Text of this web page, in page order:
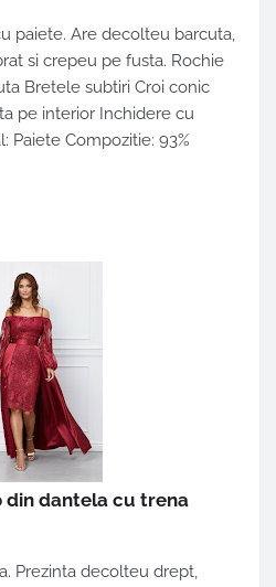
paiete. Are decolteu barcuta,
si crepeu pe fusta. Rochie
Bretele subtiri Croi conic
pe interior Inchidere cu
Paiete Compozitie: 93%
din dantela cu trena
Prezinta decolteu drept,